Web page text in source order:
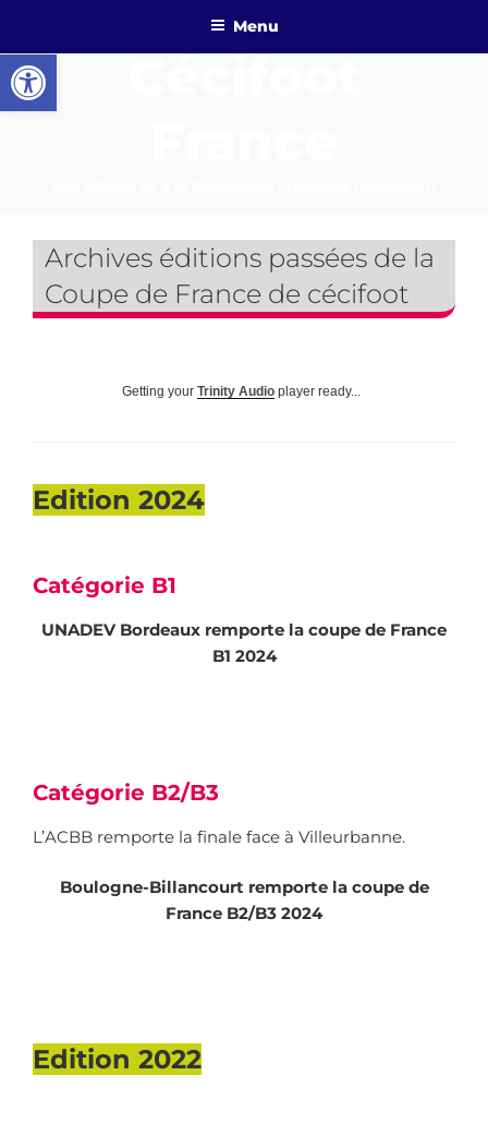
contenu
principal
Menu
Archives éditions passées de la
Coupe de France de cécifoot
Getting your Trinity Audio player ready...
Edition 2024
Catégorie B1
UNADEV Bordeaux remporte la coupe de France
B1 2024
Catégorie B2/B3
L’ACBB remporte la finale face à Villeurbanne.
Boulogne-Billancourt remporte la coupe de
France B2/B3 2024
Edition 2022
Ouvrir la barre d’outils